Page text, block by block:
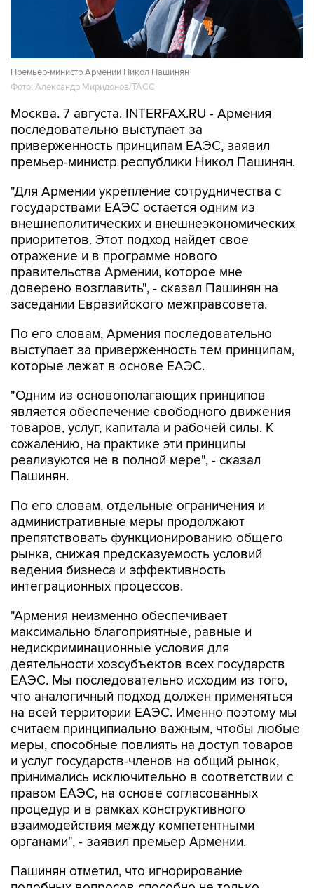
Премьер-министр Армении Никол Пашинян
Фото: Александр Миридонов/ТАСС
Москва. 7 августа. INTERFAX.RU - Армения
последовательно выступает за
приверженность принципам ЕАЭС, заявил
премьер-министр республики Никол Пашинян.
"Для Армении укрепление сотрудничества с
государствами ЕАЭС остается одним из
внешнеполитических и внешнеэкономических
приоритетов. Этот подход найдет свое
отражение и в программе нового
правительства Армении, которое мне
доверено возглавить", - сказал Пашинян на
заседании Евразийского межправсовета.
По его словам, Армения последовательно
выступает за приверженность тем принципам,
которые лежат в основе ЕАЭС.
"Одним из основополагающих принципов
является обеспечение свободного движения
товаров, услуг, капитала и рабочей силы. К
сожалению, на практике эти принципы
реализуются не в полной мере", - сказал
Пашинян.
По его словам, отдельные ограничения и
административные меры продолжают
препятствовать функционированию общего
рынка, снижая предсказуемость условий
ведения бизнеса и эффективность
интеграционных процессов.
"Армения неизменно обеспечивает
максимально благоприятные, равные и
недискриминационные условия для
деятельности хозсубъектов всех государств
ЕАЭС. Мы последовательно исходим из того,
что аналогичный подход должен применяться
на всей территории ЕАЭС. Именно поэтому мы
считаем принципиально важным, чтобы любые
меры, способные повлиять на доступ товаров
и услуг государств-членов на общий рынок,
принимались исключительно в соответствии с
правом ЕАЭС, на основе согласованных
процедур и в рамках конструктивного
взаимодействия между компетентными
органами", - заявил премьер Армении.
Пашинян отметил, что игнорирование